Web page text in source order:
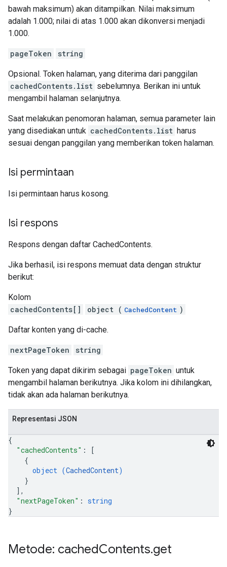
bawah maksimum) akan ditampilkan. Nilai maksimum
adalah 1.000; nilai di atas 1.000 akan dikonversi menjadi
1.000.
pageToken string
Opsional. Token halaman, yang diterima dari panggilan
cachedContents.list sebelumnya. Berikan ini untuk
mengambil halaman selanjutnya.
Saat melakukan penomoran halaman, semua parameter lain
yang disediakan untuk cachedContents.list harus
sesuai dengan panggilan yang memberikan token halaman.
Isi permintaan
Isi permintaan harus kosong.
Isi respons
Respons dengan daftar CachedContents.
Jika berhasil, isi respons memuat data dengan struktur
berikut:
Kolom
cachedContents[]
object ( CachedContent )
Daftar konten yang di-cache.
nextPageToken string
Token yang dapat dikirim sebagai pageToken untuk
mengambil halaman berikutnya. Jika kolom ini dihilangkan,
tidak akan ada halaman berikutnya.
Representasi JSON
{
"cachedContents" :
[
{
object (CachedContent)
}
] ,
"nextPageToken" : string
}
Metode: cachedContents.get